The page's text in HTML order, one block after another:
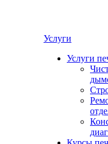
Услуги
Услуги